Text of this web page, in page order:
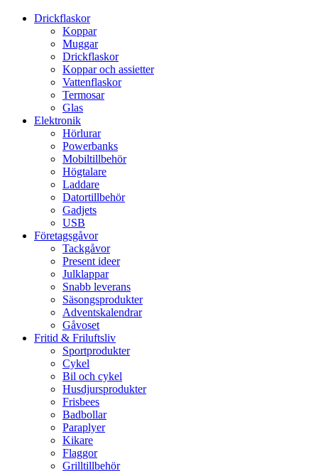
Drickflaskor
Koppar
Muggar
Drickflaskor
Koppar och assietter
Vattenflaskor
Termosar
Glas
Elektronik
Hörlurar
Powerbanks
Mobiltillbehör
Högtalare
Laddare
Datortillbehör
Gadjets
USB
Företagsgåvor
Tackgåvor
Present ideer
Julklappar
Snabb leverans
Säsongsprodukter
Adventskalendrar
Gåvoset
Fritid & Friluftsliv
Sportprodukter
Cykel
Bil och cykel
Husdjursprodukter
Frisbees
Badbollar
Paraplyer
Kikare
Flaggor
Grilltillbehör